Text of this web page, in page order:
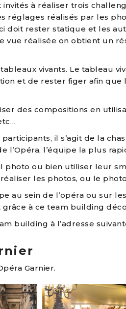
à réaliser trois
réglages réalisés par les
doit rester statique et les
vue réalisée on obtient un
vivants. Le tableau
et de rester figer afin
des compositions en
il s’agit de la
l’Opéra, l’équipe la plus
ou bien utiliser leur
les photos, ou le
au sein de l’opéra ou sur
à ce team building
building à l’adresse
Garnier.